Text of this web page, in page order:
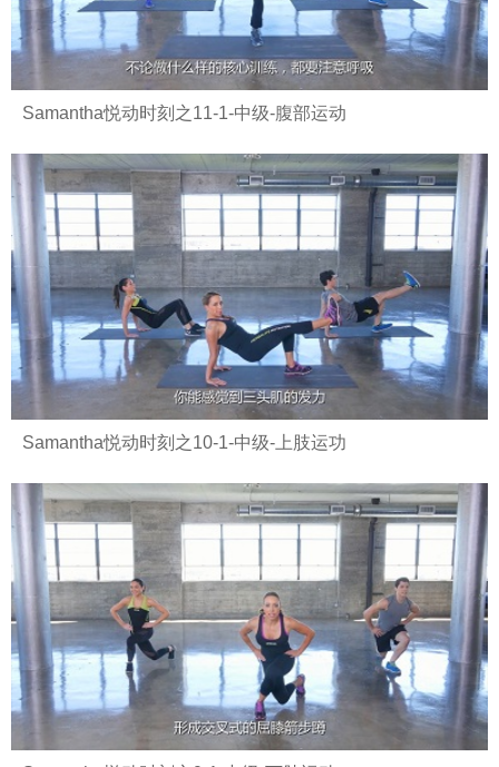
Samantha悦动时刻之11-1-中级-腹部运动
Samantha悦动时刻之10-1-中级-上肢运功